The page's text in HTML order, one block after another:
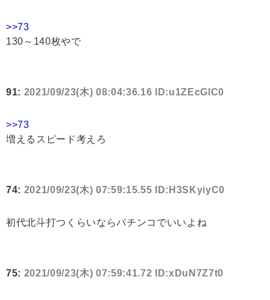
>>73
130～140枚やで
91: 2021/09/23(木) 08:04:36.16 ID:u1ZEcGlC0
>>73
増えるスピード考えろ
74: 2021/09/23(木) 07:59:15.55 ID:H3SKyiyC0
初代北斗打つくらいならパチンコでいいよね
75: 2021/09/23(木) 07:59:41.72 ID:xDuN7Z7t0